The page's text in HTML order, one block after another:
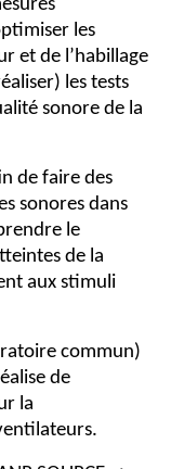
les
et de l’habillage
les tests
sonore de la
de faire des
sonores dans
le
de la
aux stimuli
commun)
de
la